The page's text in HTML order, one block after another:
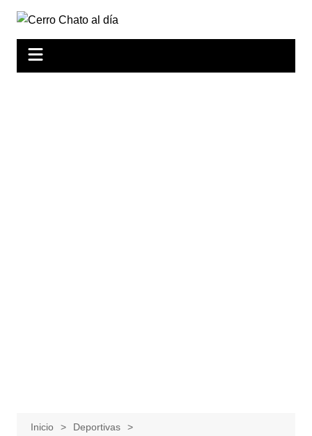
contenido
Inicio
Deportivas